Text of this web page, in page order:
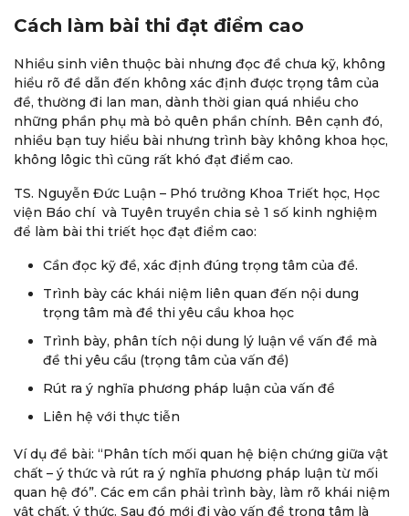
Cách làm bài thi đạt điểm cao
Nhiều sinh viên thuộc bài nhưng đọc đề chưa kỹ, không
hiểu rõ đề dẫn đến không xác định được trọng tâm của
đề, thường đi lan man, dành thời gian quá nhiều cho
những phần phụ mà bỏ quên phần chính. Bên cạnh đó,
nhiều bạn tuy hiểu bài nhưng trình bày không khoa học,
không lôgic thì cũng rất khó đạt điểm cao.
TS. Nguyễn Đức Luận – Phó trưởng Khoa Triết học, Học
viện Báo chí và Tuyên truyền chia sẻ 1 số kinh nghiệm
để làm bài thi triết học đạt điểm cao:
Cần đọc kỹ đề, xác định đúng trọng tâm của đề.
Trình bày các khái niệm liên quan đến nội dung
trọng tâm mà đề thi yêu cầu khoa học
Trình bày, phân tích nội dung lý luận về vấn đề mà
đề thi yêu cầu (trọng tâm của vấn đề)
Rút ra ý nghĩa phương pháp luận của vấn đề
Liên hệ với thực tiễn
Ví dụ đề bài: “Phân tích mối quan hệ biện chứng giữa vật
chất – ý thức và rút ra ý nghĩa phương pháp luận từ mối
quan hệ đó”. Các em cần phải trình bày, làm rõ khái niệm
vật chất, ý thức. Sau đó mới đi vào vấn đề trọng tâm là